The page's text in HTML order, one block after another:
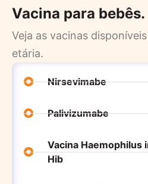
Vacina para bebês.
Veja as vacinas
etária.
Nirsevimabe
Palivizumabe
Vacina Haemophilus
Hib